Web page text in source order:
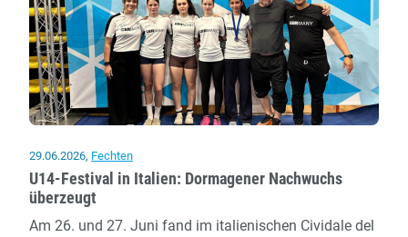
29.06.2026, Fechten
U14-Festival in Italien: Dormagener Nachwuchs
überzeugt
Am 26. und 27. Juni fand im italienischen Cividale del